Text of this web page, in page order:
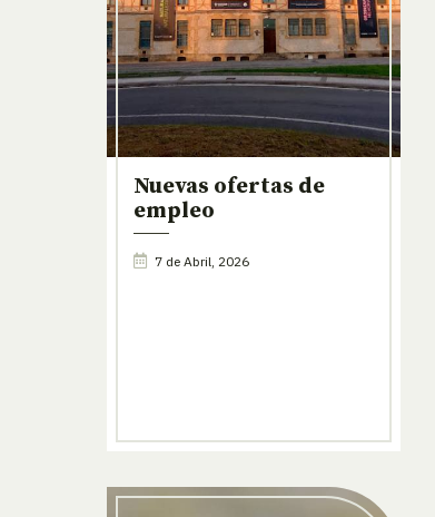
Nuevas ofertas de
empleo
7 de Abril, 2026